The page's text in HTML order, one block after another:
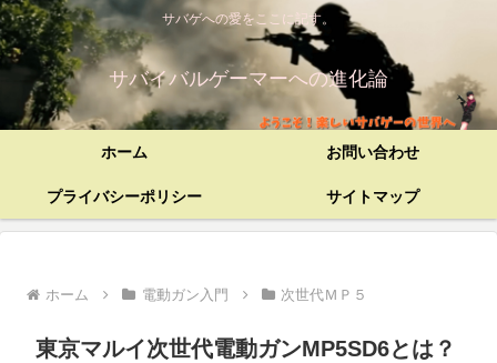
サバゲへの愛をここに記す。
サバイバルゲーマーへの進化論
ホーム お問い合わせ
プライバシーポリシー サイトマップ
ホーム 電動ガン入門 次世代ＭＰ５
東京マルイ次世代電動ガンMP5SD6とは？